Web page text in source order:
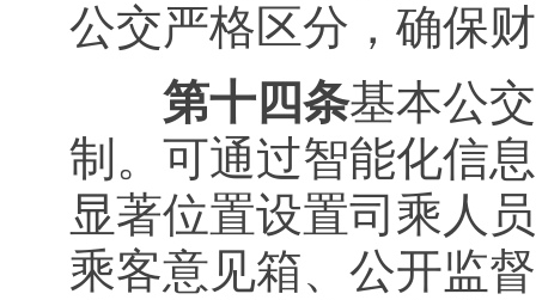
公交严格区分，确保
第十四条基本公
制。可通过智能化信
显著位置设置司乘人
乘客意见箱、公开监